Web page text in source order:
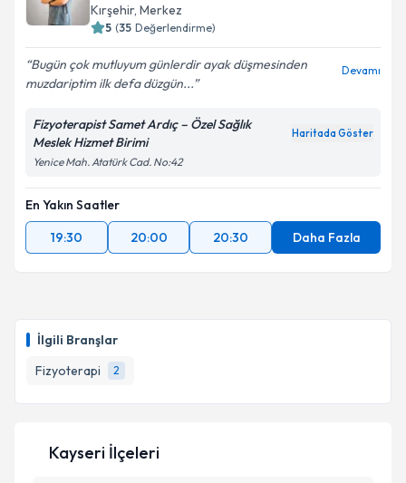
İlgili Branşlar
Fizyoterapi
2
Kişisel verilerimin işlenmesine ilişkinAydınlatma
Metni'ni okudum ve kişisel verilerimin belirtilen
Takvim Talebini Gönder
Kırşehir, Merkez
5 (35 Değerlendirme)
Bugün çok mutluyum günlerdir ayak düşmesinden
muzdariptim ilk defa düzgün...
Devamı
Fizyoterapist Samet Ardıç – Özel Sağlık
Meslek Hizmet Birimi
Haritada Göster
Yenice Mah. Atatürk Cad. No:42
En Yakın Saatler
19:30
20:00 20:30 Daha Fazla
Kayseri İlçeleri